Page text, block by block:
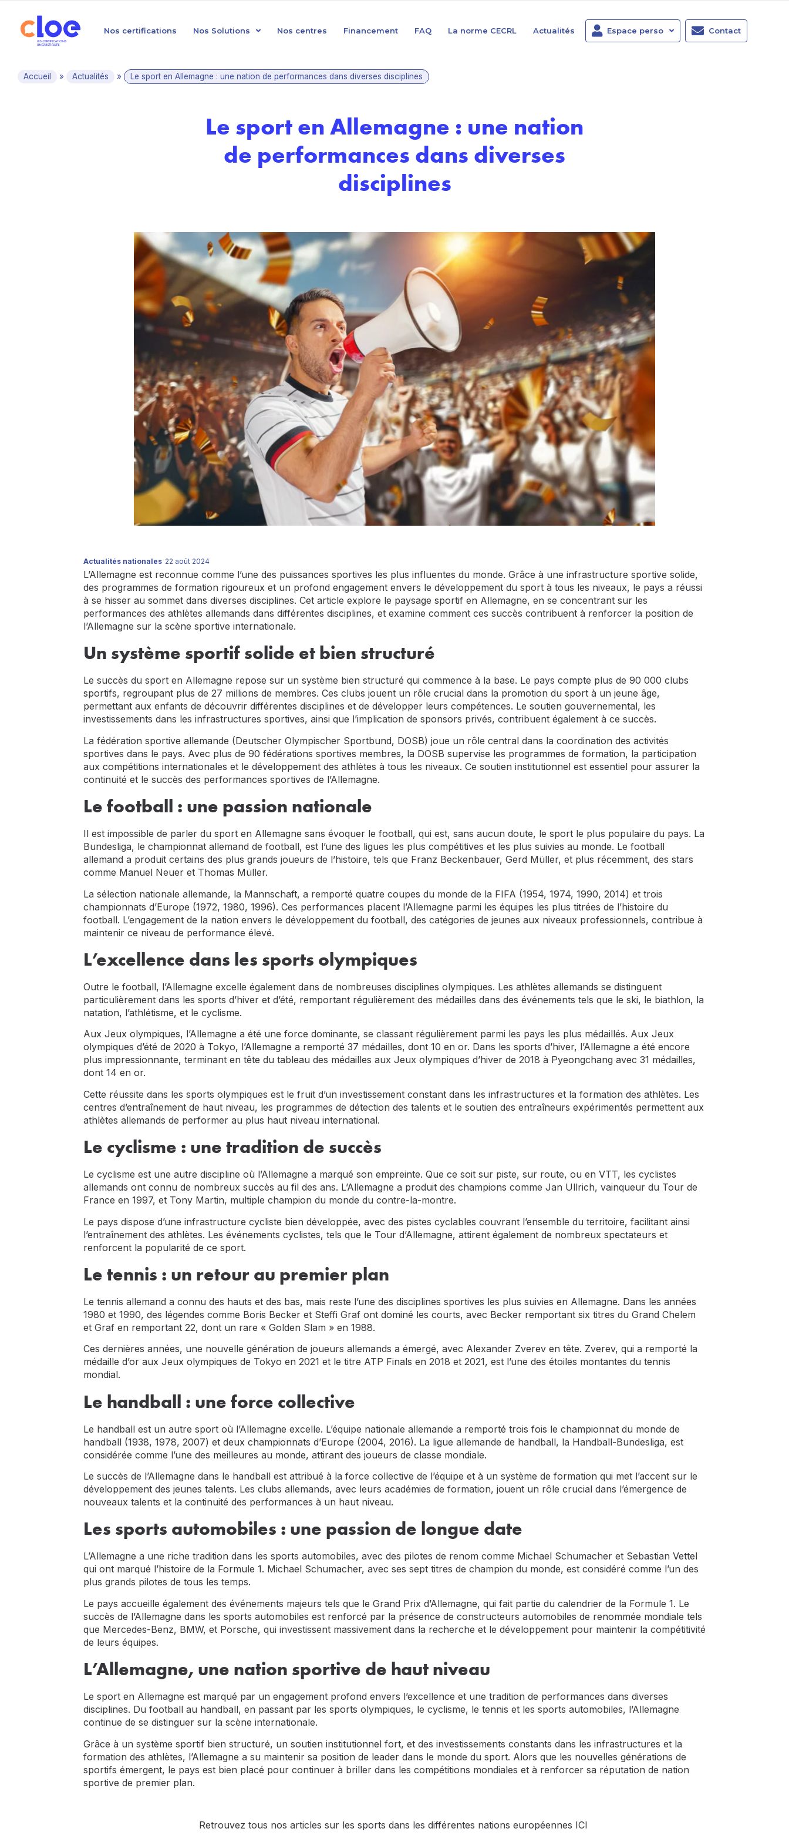
Nos certifications Nos Solutions Nos centres Financement FAQ La norme CECRL Actualités Espace perso Contact
Accueil » Actualités » Le sport en Allemagne : une nation de performances dans diverses disciplines
Le sport en Allemagne : une nation
de performances dans diverses
disciplines
Actualités nationales 22 août 2024
L’Allemagne est reconnue comme l’une des puissances sportives les plus influentes du monde. Grâce à une infrastructure sportive solide,
des programmes de formation rigoureux et un profond engagement envers le développement du sport à tous les niveaux, le pays a réussi
à se hisser au sommet dans diverses disciplines. Cet article explore le paysage sportif en Allemagne, en se concentrant sur les
performances des athlètes allemands dans différentes disciplines, et examine comment ces succès contribuent à renforcer la position de
l’Allemagne sur la scène sportive internationale.
Un système sportif solide et bien structuré
Le succès du sport en Allemagne repose sur un système bien structuré qui commence à la base. Le pays compte plus de 90 000 clubs
sportifs, regroupant plus de 27 millions de membres. Ces clubs jouent un rôle crucial dans la promotion du sport à un jeune âge,
permettant aux enfants de découvrir différentes disciplines et de développer leurs compétences. Le soutien gouvernemental, les
investissements dans les infrastructures sportives, ainsi que l’implication de sponsors privés, contribuent également à ce succès.
La fédération sportive allemande (Deutscher Olympischer Sportbund, DOSB) joue un rôle central dans la coordination des activités
sportives dans le pays. Avec plus de 90 fédérations sportives membres, la DOSB supervise les programmes de formation, la participation
aux compétitions internationales et le développement des athlètes à tous les niveaux. Ce soutien institutionnel est essentiel pour assurer la
continuité et le succès des performances sportives de l’Allemagne.
Le football : une passion nationale
Il est impossible de parler du sport en Allemagne sans évoquer le football, qui est, sans aucun doute, le sport le plus populaire du pays. La
Bundesliga, le championnat allemand de football, est l’une des ligues les plus compétitives et les plus suivies au monde. Le football
allemand a produit certains des plus grands joueurs de l’histoire, tels que Franz Beckenbauer, Gerd Müller, et plus récemment, des stars
comme Manuel Neuer et Thomas Müller.
La sélection nationale allemande, la Mannschaft, a remporté quatre coupes du monde de la FIFA (1954, 1974, 1990, 2014) et trois
championnats d’Europe (1972, 1980, 1996). Ces performances placent l’Allemagne parmi les équipes les plus titrées de l’histoire du
football. L’engagement de la nation envers le développement du football, des catégories de jeunes aux niveaux professionnels, contribue à
maintenir ce niveau de performance élevé.
L’excellence dans les sports olympiques
Outre le football, l’Allemagne excelle également dans de nombreuses disciplines olympiques. Les athlètes allemands se distinguent
particulièrement dans les sports d’hiver et d’été, remportant régulièrement des médailles dans des événements tels que le ski, le biathlon, la
natation, l’athlétisme, et le cyclisme.
Aux Jeux olympiques, l’Allemagne a été une force dominante, se classant régulièrement parmi les pays les plus médaillés. Aux Jeux
olympiques d’été de 2020 à Tokyo, l’Allemagne a remporté 37 médailles, dont 10 en or. Dans les sports d’hiver, l’Allemagne a été encore
plus impressionnante, terminant en tête du tableau des médailles aux Jeux olympiques d’hiver de 2018 à Pyeongchang avec 31 médailles,
dont 14 en or.
Cette réussite dans les sports olympiques est le fruit d’un investissement constant dans les infrastructures et la formation des athlètes. Les
centres d’entraînement de haut niveau, les programmes de détection des talents et le soutien des entraîneurs expérimentés permettent aux
athlètes allemands de performer au plus haut niveau international.
Le cyclisme : une tradition de succès
Le cyclisme est une autre discipline où l’Allemagne a marqué son empreinte. Que ce soit sur piste, sur route, ou en VTT, les cyclistes
allemands ont connu de nombreux succès au fil des ans. L’Allemagne a produit des champions comme Jan Ullrich, vainqueur du Tour de
France en 1997, et Tony Martin, multiple champion du monde du contre-la-montre.
Le pays dispose d’une infrastructure cycliste bien développée, avec des pistes cyclables couvrant l’ensemble du territoire, facilitant ainsi
l’entraînement des athlètes. Les événements cyclistes, tels que le Tour d’Allemagne, attirent également de nombreux spectateurs et
renforcent la popularité de ce sport.
Le tennis : un retour au premier plan
Le tennis allemand a connu des hauts et des bas, mais reste l’une des disciplines sportives les plus suivies en Allemagne. Dans les années
1980 et 1990, des légendes comme Boris Becker et Steffi Graf ont dominé les courts, avec Becker remportant six titres du Grand Chelem
et Graf en remportant 22, dont un rare « Golden Slam » en 1988.
Ces dernières années, une nouvelle génération de joueurs allemands a émergé, avec Alexander Zverev en tête. Zverev, qui a remporté la
médaille d’or aux Jeux olympiques de Tokyo en 2021 et le titre ATP Finals en 2018 et 2021, est l’une des étoiles montantes du tennis
mondial.
Le handball : une force collective
Le handball est un autre sport où l’Allemagne excelle. L’équipe nationale allemande a remporté trois fois le championnat du monde de
handball (1938, 1978, 2007) et deux championnats d’Europe (2004, 2016). La ligue allemande de handball, la Handball-Bundesliga, est
considérée comme l’une des meilleures au monde, attirant des joueurs de classe mondiale.
Le succès de l’Allemagne dans le handball est attribué à la force collective de l’équipe et à un système de formation qui met l’accent sur le
développement des jeunes talents. Les clubs allemands, avec leurs académies de formation, jouent un rôle crucial dans l’émergence de
nouveaux talents et la continuité des performances à un haut niveau.
Les sports automobiles : une passion de longue date
L’Allemagne a une riche tradition dans les sports automobiles, avec des pilotes de renom comme Michael Schumacher et Sebastian Vettel
qui ont marqué l’histoire de la Formule 1. Michael Schumacher, avec ses sept titres de champion du monde, est considéré comme l’un des
plus grands pilotes de tous les temps.
Le pays accueille également des événements majeurs tels que le Grand Prix d’Allemagne, qui fait partie du calendrier de la Formule 1. Le
succès de l’Allemagne dans les sports automobiles est renforcé par la présence de constructeurs automobiles de renommée mondiale tels
que Mercedes-Benz, BMW, et Porsche, qui investissent massivement dans la recherche et le développement pour maintenir la compétitivité
de leurs équipes.
L’Allemagne, une nation sportive de haut niveau
Le sport en Allemagne est marqué par un engagement profond envers l’excellence et une tradition de performances dans diverses
disciplines. Du football au handball, en passant par les sports olympiques, le cyclisme, le tennis et les sports automobiles, l’Allemagne
continue de se distinguer sur la scène internationale.
Grâce à un système sportif bien structuré, un soutien institutionnel fort, et des investissements constants dans les infrastructures et la
formation des athlètes, l’Allemagne a su maintenir sa position de leader dans le monde du sport. Alors que les nouvelles générations de
sportifs émergent, le pays est bien placé pour continuer à briller dans les compétitions mondiales et à renforcer sa réputation de nation
sportive de premier plan.
Retrouvez tous nos articles sur les sports dans les différentes nations européennes ICI